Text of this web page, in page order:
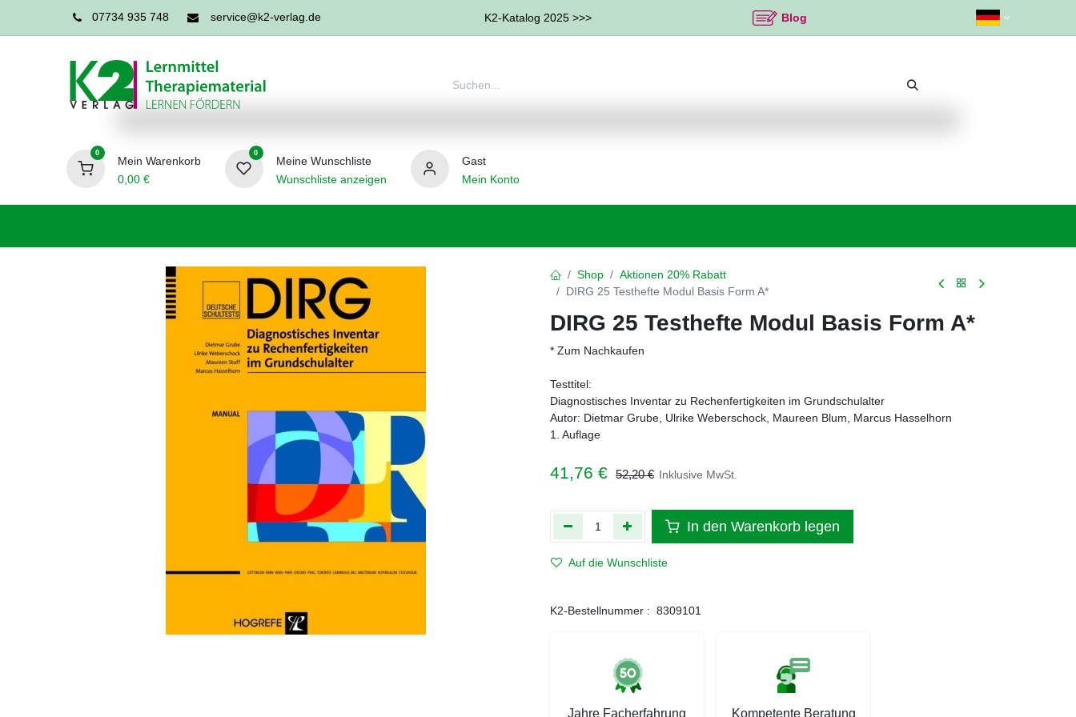
07734 935 748 service@k2-verlag.de K2-Katalog 2025 >>> Blog
0
Mein Warenkorb
0,00€
0
Meine Wunschliste
Wunschliste anzeigen
Gast
Mein Konto
Shop
Aktionen 20% Rabatt
DIRG 25 Testhefte Modul Basis Form A*
DIRG 25 Testhefte Modul Basis Form A*
* Zum Nachkaufen
Testtitel:
Diagnostisches Inventar zu Rechenfertigkeiten im Grundschulalter
Autor: Dietmar Grube, Ulrike Weberschock, Maureen Blum, Marcus Hasselhorn
1. Auflage
41,76 € 52,20€ Inklusive MwSt.
In den Warenkorb legen
Auf die Wunschliste
K2-Bestellnummer : 8309101
Jahre Facherfahrung Kompetente Beratung